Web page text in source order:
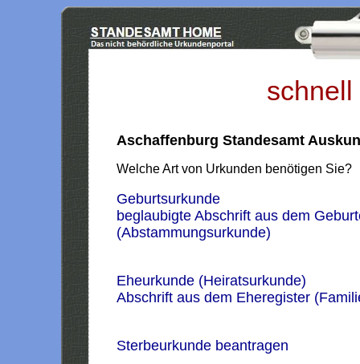
Aschaffenburg Standesamt
Welche Art von Urkunden benötigen Sie?
Geburtsurkunde
beglaubigte Abschrift aus dem
(Abstammungsurkunde)
Eheurkunde (Heiratsurkunde)
Abschrift aus dem Eheregister
Sterbeurkunde beantragen